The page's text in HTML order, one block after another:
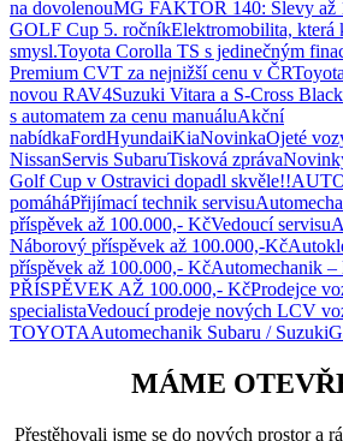
na dovolenouMG FAKTOR 140: Slevy až
GOLF Cup 5. ročníkElektromobilita, která
smysl.Toyota Corolla TS s jedinečným
Premium CVT za nejnižší cenu v ČR
novou RAV4Suzuki Vitara a S-Cross
s automatem za cenu manuáluAkční
nabídkaFordHyundaiKiaNovinkaOjeté
NissanServis SubaruTisková zpráva
Golf Cup v Ostravici dopadl skvěle!!
pomáháPřijímací technik servisu
příspěvek až 100.000,- KčVedoucí servisu
Náborový příspěvek až 100.000,-Kč
příspěvek až 100.000,- KčAutomechanik
PŘÍSPĚVEK AŽ 100.000,- KčProdejce
specialistaVedoucí prodeje nových LCV
TOYOTAAutomechanik Subaru / Suzuki
MÁME
Přestěhovali jsme se do nových prostor a